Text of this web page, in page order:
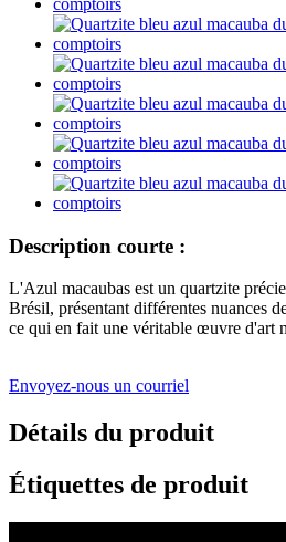
Description courte :
L'Azul macaubas est un quartzite
Brésil, présentant différentes nuances
ce qui en fait une véritable œuvre d'art
Envoyez-nous un courriel
Détails du produit
Étiquettes de produit